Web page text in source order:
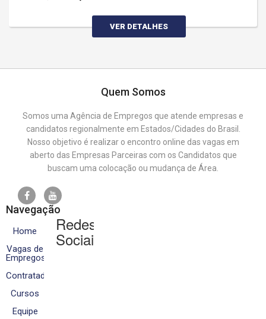
VER DETALHES
Quem Somos
Somos uma Agência de Empregos que atende empresas e
candidatos regionalmente em Estados/Cidades do Brasil.
Nosso objetivo é realizar o encontro online das vagas em
aberto das Empresas Parceiras com os Candidatos que
buscam uma colocação ou mudança de Área.
Navegação
Home
Vagas de
Empregos
Contratados
Cursos
Equipe
Redes
Sociais